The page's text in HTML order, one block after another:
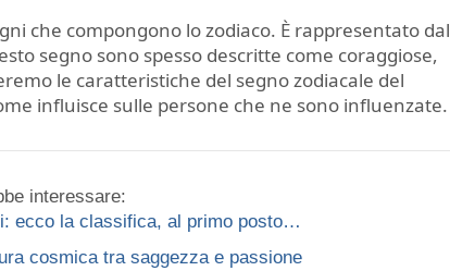
che compongono lo zodiaco. È rappresentato dal
segno sono spesso descritte come coraggiose,
le caratteristiche del segno zodiacale del
influisce sulle persone che ne sono influenzate.
interessare:
ecco la classifica, al primo posto…
cosmica tra saggezza e passione